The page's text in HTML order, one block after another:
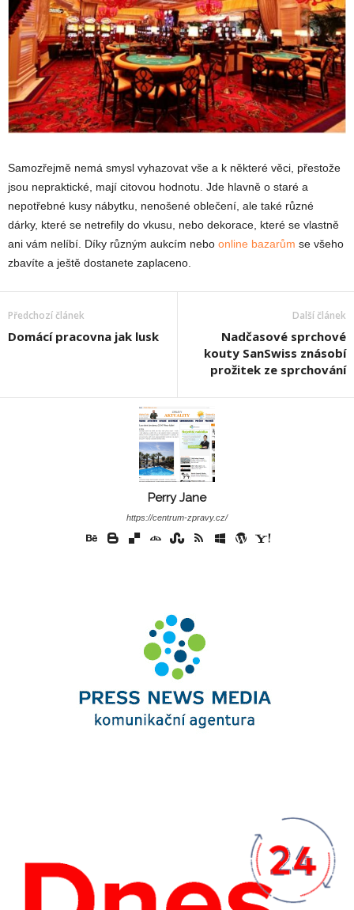
Samozřejmě nemá smysl vyhazovat vše a k některé věci, přestože
jsou nepraktické, mají citovou hodnotu. Jde hlavně o staré a
nepotřebné kusy nábytku, nenošené oblečení, ale také různé
dárky, které se netrefily do vkusu, nebo dekorace, které se vlastně
ani vám nelíbí. Díky různým aukcím nebo online bazarům se všeho
zbavíte a ještě dostanete zaplaceno.
Předchozí článek
Domácí pracovna jak lusk
Další článek
Nadčasové sprchové
kouty SanSwiss znásobí
prožitek ze sprchování
Perry Jane
https://centrum-zpravy.cz/